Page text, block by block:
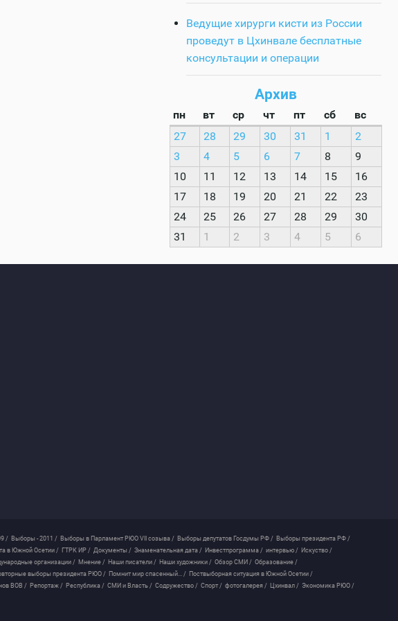
Ведущие хирурги кисти из России
проведут в Цхинвале бесплатные
консультации и операции
Архив
пн вт ср чт пт сб
вс
27
28 29 30 31 1
2
3
4 5 6 7 8
9
10
11 12 13 14 15
16
17
18 19 20 21 22
23
24
25 26 27 28 29
30
31
1 2 3 4 5 6
/ Выборы - 2011 / Выборы в Парламент РЮО VII созыва / Выборы депутатов Госдумы РФ / Выборы президента РФ /
в Южной Осетии / ГТРК ИР / Документы / Знаменательная дата / Инвестпрограмма / интервью / Искуство /
организации / Мнение / Наши писатели / Наши художники / Обзор СМИ / Образование /
выборы президента РЮО / Помнит мир спасенный... / Поствыборная ситуация в Южной Осетии /
ВОВ / Репортаж / Республика / СМИ и Власть / Содружество / Спорт / фотогалерея / Цхинвал / Экономика РЮО /